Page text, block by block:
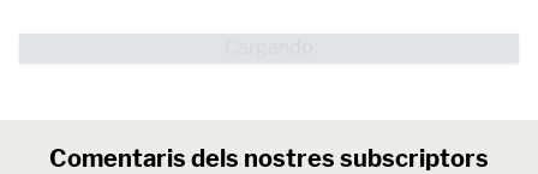
Comentaris dels nostres subscriptors